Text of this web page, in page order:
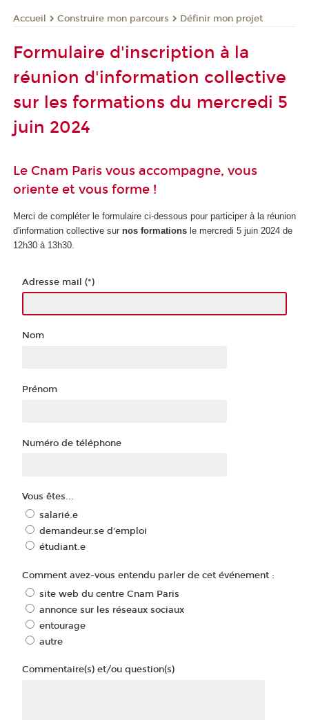
Accueil Construire mon parcours Définir mon projet
Formulaire d'inscription à la
réunion d'information collective
sur les formations du mercredi 5
juin 2024
Le Cnam Paris vous accompagne, vous
oriente et vous forme !
Merci de compléter le formulaire ci-dessous pour participer à la réunion
d'information collective sur nos formations le mercredi 5 juin 2024 de
12h30 à 13h30.
Adresse mail (*)
Nom
Prénom
Numéro de téléphone
Vous êtes...
salarié.e
demandeur.se d'emploi
étudiant.e
Comment avez-vous entendu parler de cet événement :
site web du centre Cnam Paris
annonce sur les réseaux sociaux
entourage
autre
Commentaire(s) et/ou question(s)